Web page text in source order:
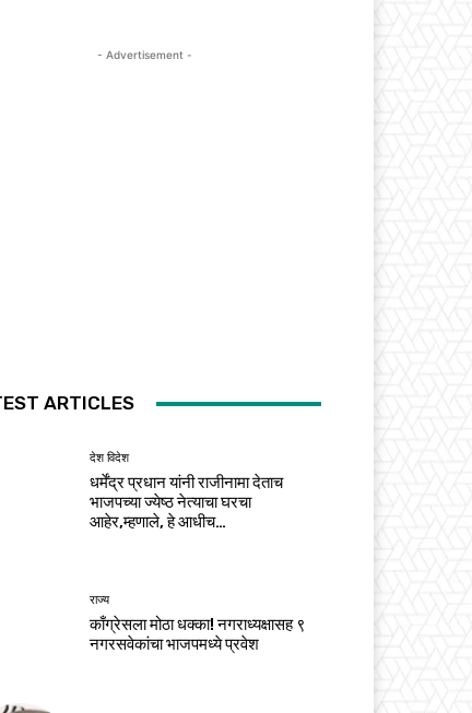
- Advertisement -
ARTICLES
देश विदेश
धर्मेंद्र प्रधान यांनी राजीनामा देताच
भाजपच्या ज्येष्ठ नेत्याचा घरचा
आहेर,म्हणाले, हे आधीच…
राज्य
काँग्रेसला मोठा धक्का! नगराध्यक्षासह ९
नगरसवेकांचा भाजपमध्ये प्रवेश